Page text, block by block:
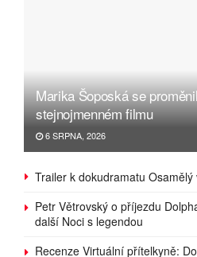
Marika Šoposká se
stejnojmenném filmu
6 SRPNA, 2026
Trailer k dokudramatu
Petr Větrovský o příjezdu
další Noci s legendou
Recenze Virtuální přítelkyně: